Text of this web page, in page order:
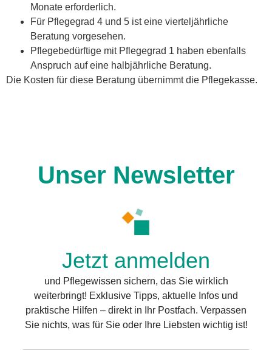
Monate erforderlich.
Für Pflegegrad 4 und 5 ist eine vierteljährliche
Beratung vorgesehen.
Pflegebedürftige mit Pflegegrad 1 haben ebenfalls
Anspruch auf eine halbjährliche Beratung.
Die Kosten für diese Beratung übernimmt die Pflegekasse.
Unser Newsletter
Jetzt anmelden
und Pflegewissen sichern, das Sie wirklich
weiterbringt! Exklusive Tipps, aktuelle Infos und
praktische Hilfen – direkt in Ihr Postfach. Verpassen
Sie nichts, was für Sie oder Ihre Liebsten wichtig ist!